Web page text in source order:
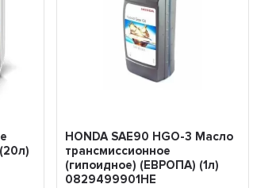
HONDA SAE90 HGO-3 Масло
трансмиссионное
(гипоидное) (ЕВРОПА) (1л)
0829499901HE